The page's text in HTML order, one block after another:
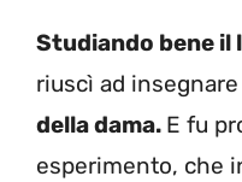
Studiando bene il
riuscì ad
della dama. E fu
esperimento, che